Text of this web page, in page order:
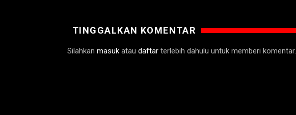
TINGGALKAN KOMENTAR
Silahkan masuk atau daftar terlebih dahulu untuk memberi komentar.